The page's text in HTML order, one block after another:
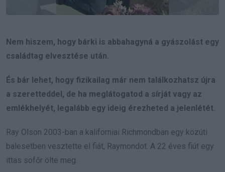
Nem hiszem, hogy bárki is abbahagyná a gyászolást egy
családtag elvesztése után.
És bár lehet, hogy fizikailag már nem találkozhatsz újra
a szeretteddel, de ha meglátogatod a sírját vagy az
emlékhelyét, legalább egy ideig érezheted a jelenlétét.
Ray Olson 2003-ban a kaliforniai Richmondban egy közúti
balesetben vesztette el fiát, Raymondot. A 22 éves fiút egy
ittas sofőr ölte meg.